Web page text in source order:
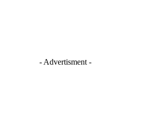
- Advertisment -